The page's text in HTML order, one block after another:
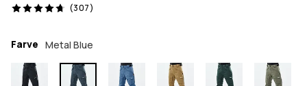
(307)
307 anmeldelser, 4.7/5
Farve Metal Blue